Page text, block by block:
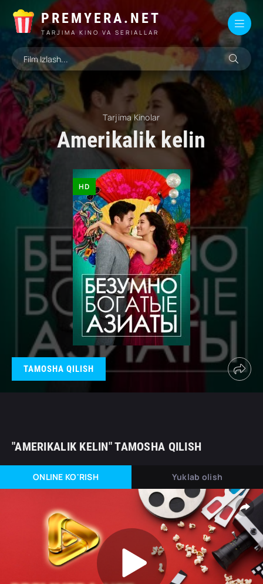
PREMYERA.NET
TARJIMA KINO VA SERIALLAR
Tarjima Kinolar
Amerikalik kelin
HD
TAMOSHA QILISH
"AMERIKALIK KELIN" TAMOSHA QILISH
ONLINE KO'RISH Yuklab olish